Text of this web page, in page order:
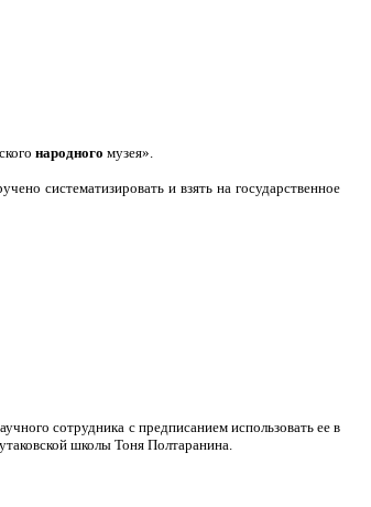
народного музея».
систематизировать и взять на государственное
сотрудника с предписанием использовать ее в
школы Тоня Полтаранина.